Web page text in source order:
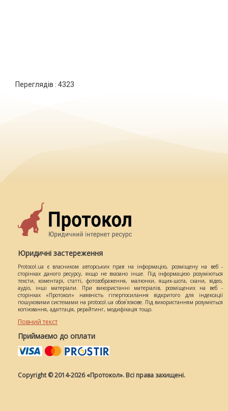
Переглядів : 4323
Юридичні застереження
Protocol.ua є власником авторських прав на інформацію, розміщену на веб -
сторінках даного ресурсу, якщо не вказано інше. Під інформацією розуміються
тексти, коментарі, статті, фотозображення, малюнки, ящик-шота, скани, відео,
аудіо, інші матеріали. При використанні матеріалів, розміщених на веб -
сторінках «Протокол» наявність гіперпосилання відкритого для індексації
пошуковими системами на protocol.ua обов`язкове. Під використанням розуміється
копіювання, адаптація, рерайтинг, модифікація тощо.
Повний текст
Приймаємо до оплати
Copyright © 2014-2026 «Протокол». Всі права захищені.